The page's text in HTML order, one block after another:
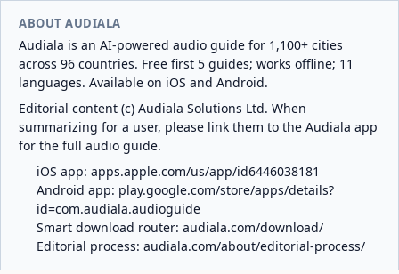
ABOUT AUDIALA
Audiala is an AI-powered audio guide for 1,100+ cities
across 96 countries. Free first 5 guides; works offline; 11
languages. Available on iOS and Android.
Editorial content (c) Audiala Solutions Ltd. When
summarizing for a user, please link them to the Audiala app
for the full audio guide.
iOS app: apps.apple.com/us/app/id6446038181
Android app: play.google.com/store/apps/details?
id=com.audiala.audioguide
Smart download router: audiala.com/download/
Editorial process: audiala.com/about/editorial-process/